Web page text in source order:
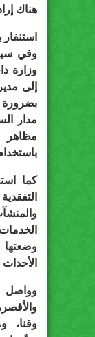
هناك
وفي
وزارة
إلى
بضرورة
مدار
مظاهر
كما
وضعتها
الأحداث
وواصل
وقنا،